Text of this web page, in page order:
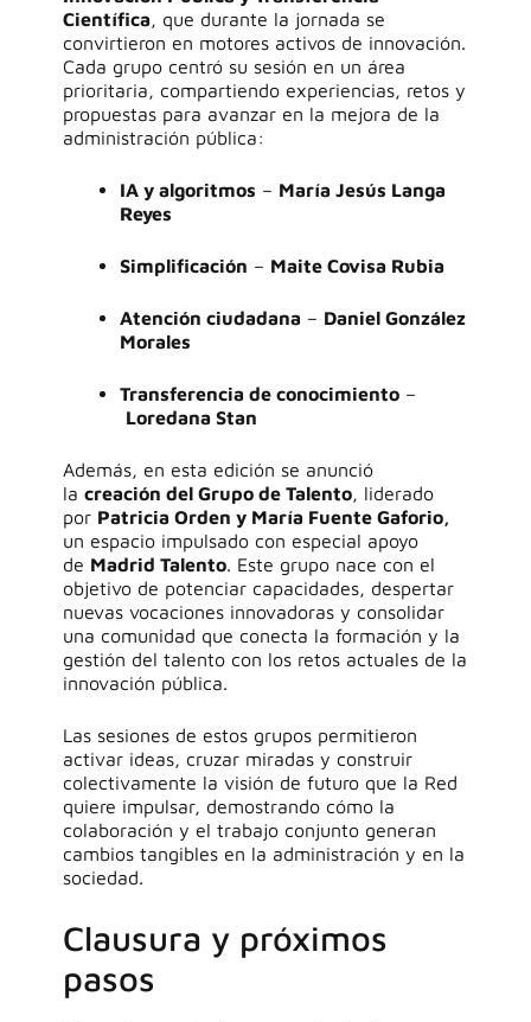
Científica, que durante la jornada se
convirtieron en motores activos de innovación.
Cada grupo centró su sesión en un área
prioritaria, compartiendo experiencias, retos y
propuestas para avanzar en la mejora de la
administración pública:
IA y algoritmos – María Jesús Langa
Reyes
Simplificación – Maite Covisa Rubia
Atención ciudadana – Daniel González
Morales
Transferencia de conocimiento–
Loredana Stan
Además, en esta edición se anunció
la creación del Grupo de Talento, liderado
por Patricia Orden y María Fuente Gaforio,
un espacio impulsado con especial apoyo
de Madrid Talento. Este grupo nace con el
objetivo de potenciar capacidades, despertar
nuevas vocaciones innovadoras y consolidar
una comunidad que conecta la formación y la
gestión del talento con los retos actuales de la
innovación pública.
Las sesiones de estos grupos permitieron
activar ideas, cruzar miradas y construir
colectivamente la visión de futuro que la Red
quiere impulsar, demostrando cómo la
colaboración y el trabajo conjunto generan
cambios tangibles en la administración y en la
sociedad.
Clausura y próximos
pasos